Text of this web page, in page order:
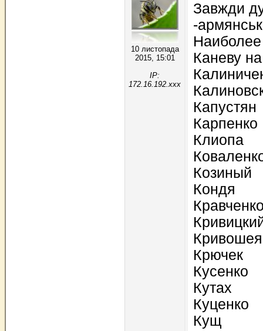
10 листопада
2015, 15:01
IP:
172.16.192.xxx
Завжди
-
Каневу
Капустян
Карпенко
Клиопа
Козиный
Кондя
Кривошея
Крючек
Кусенко
Кутах
Куценко
Кущ